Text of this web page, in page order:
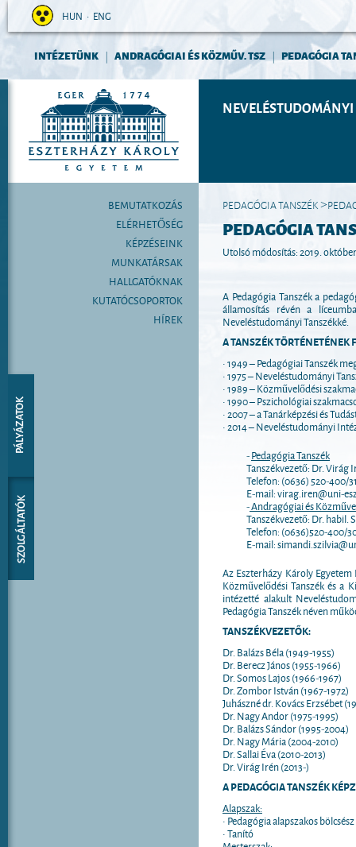
HUN • ENG
INTÉZETÜNK | ANDRAGÓGIAI ÉS KÖZMŰV. TSZ | PEDAGÓGIA
BEMUTATKOZÁS
ELÉRHETŐSÉG
KÉPZÉSEINK
MUNKATÁRSAK
HALLGATÓKNAK
KUTATÓCSOPORTOK
HÍREK
PEDAGÓGIA TANSZÉK>
PEDAGÓGIA
Utolsó módosítás: 2019.
A Pedagógia Tanszék a
államosítás révén a
Neveléstudományi Tanszékké.
A TANSZÉK TÖRTÉNETÉNEK
• 1949 – Pedagógiai Tanszék
• 1975 – Neveléstudományi
• 1989 – Közművelődési
• 1990 – Pszichológiai
• 2007 – a Tanárképzési és
• 2014 – Neveléstudományi
-Pedagógia Tanszék
Tanszékvezető: Dr. Virág
Telefon: (0636) 520-400/
E-mail: virag.iren@uni-
-Andragógiai és
Tanszékvezető: Dr. habil.
Telefon: (0636)520-400/
E-mail:
Az Eszterházy Károly
Közművelődési Tanszék és a
intézetté alakult
Pedagógia Tanszék néven
TANSZÉKVEZETŐK:
Dr. Balázs Béla (1949-1955)
Dr. Berecz János (1955-1966)
Dr. Somos Lajos (1966-1967)
Dr. Zombor István (1967-1972)
Juhászné dr. Kovács Erzsébet
Dr. Nagy Andor (1975-1995)
Dr. Balázs Sándor (1995-2004)
Dr. Nagy Mária (2004-2010)
Dr. Sallai Éva (2010-2013)
Dr. Virág Irén (2013-)
A PEDAGÓGIA TANSZÉK
Alapszak:
• Pedagógia alapszakos bölcsész
• Tanító